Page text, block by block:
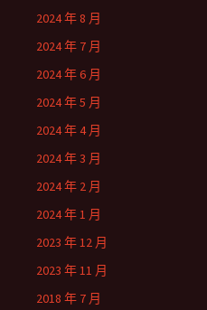
2024 年 8 月
2024 年 7 月
2024 年 6 月
2024 年 5 月
2024 年 4 月
2024 年 3 月
2024 年 2 月
2024 年 1 月
2023 年 12 月
2023 年 11 月
2018 年 7 月